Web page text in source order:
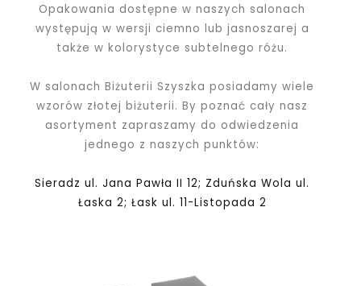
Opakowania dostępne w naszych salonach
występują w wersji ciemno lub jasnoszarej a
także w kolorystyce subtelnego różu.
W salonach Biżuterii Szyszka posiadamy wiele
wzorów złotej biżuterii. By poznać cały nasz
asortyment zapraszamy do odwiedzenia
jednego z naszych punktów:
Sieradz ul. Jana Pawła II 12; Zduńska Wola ul.
Łaska 2; Łask ul. 11-Listopada 2